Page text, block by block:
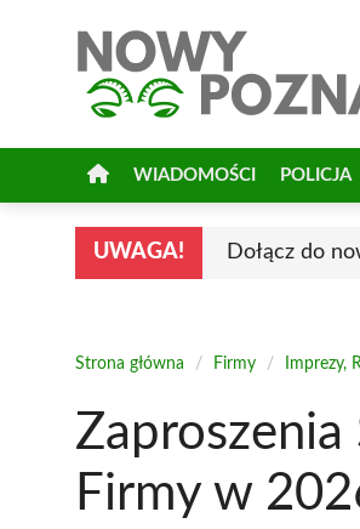
WIADOMOŚCI POLICJA
UWAGA! Dołącz do
Strona główna / Firmy / Imprezy,
Zaproszenia
Firmy w